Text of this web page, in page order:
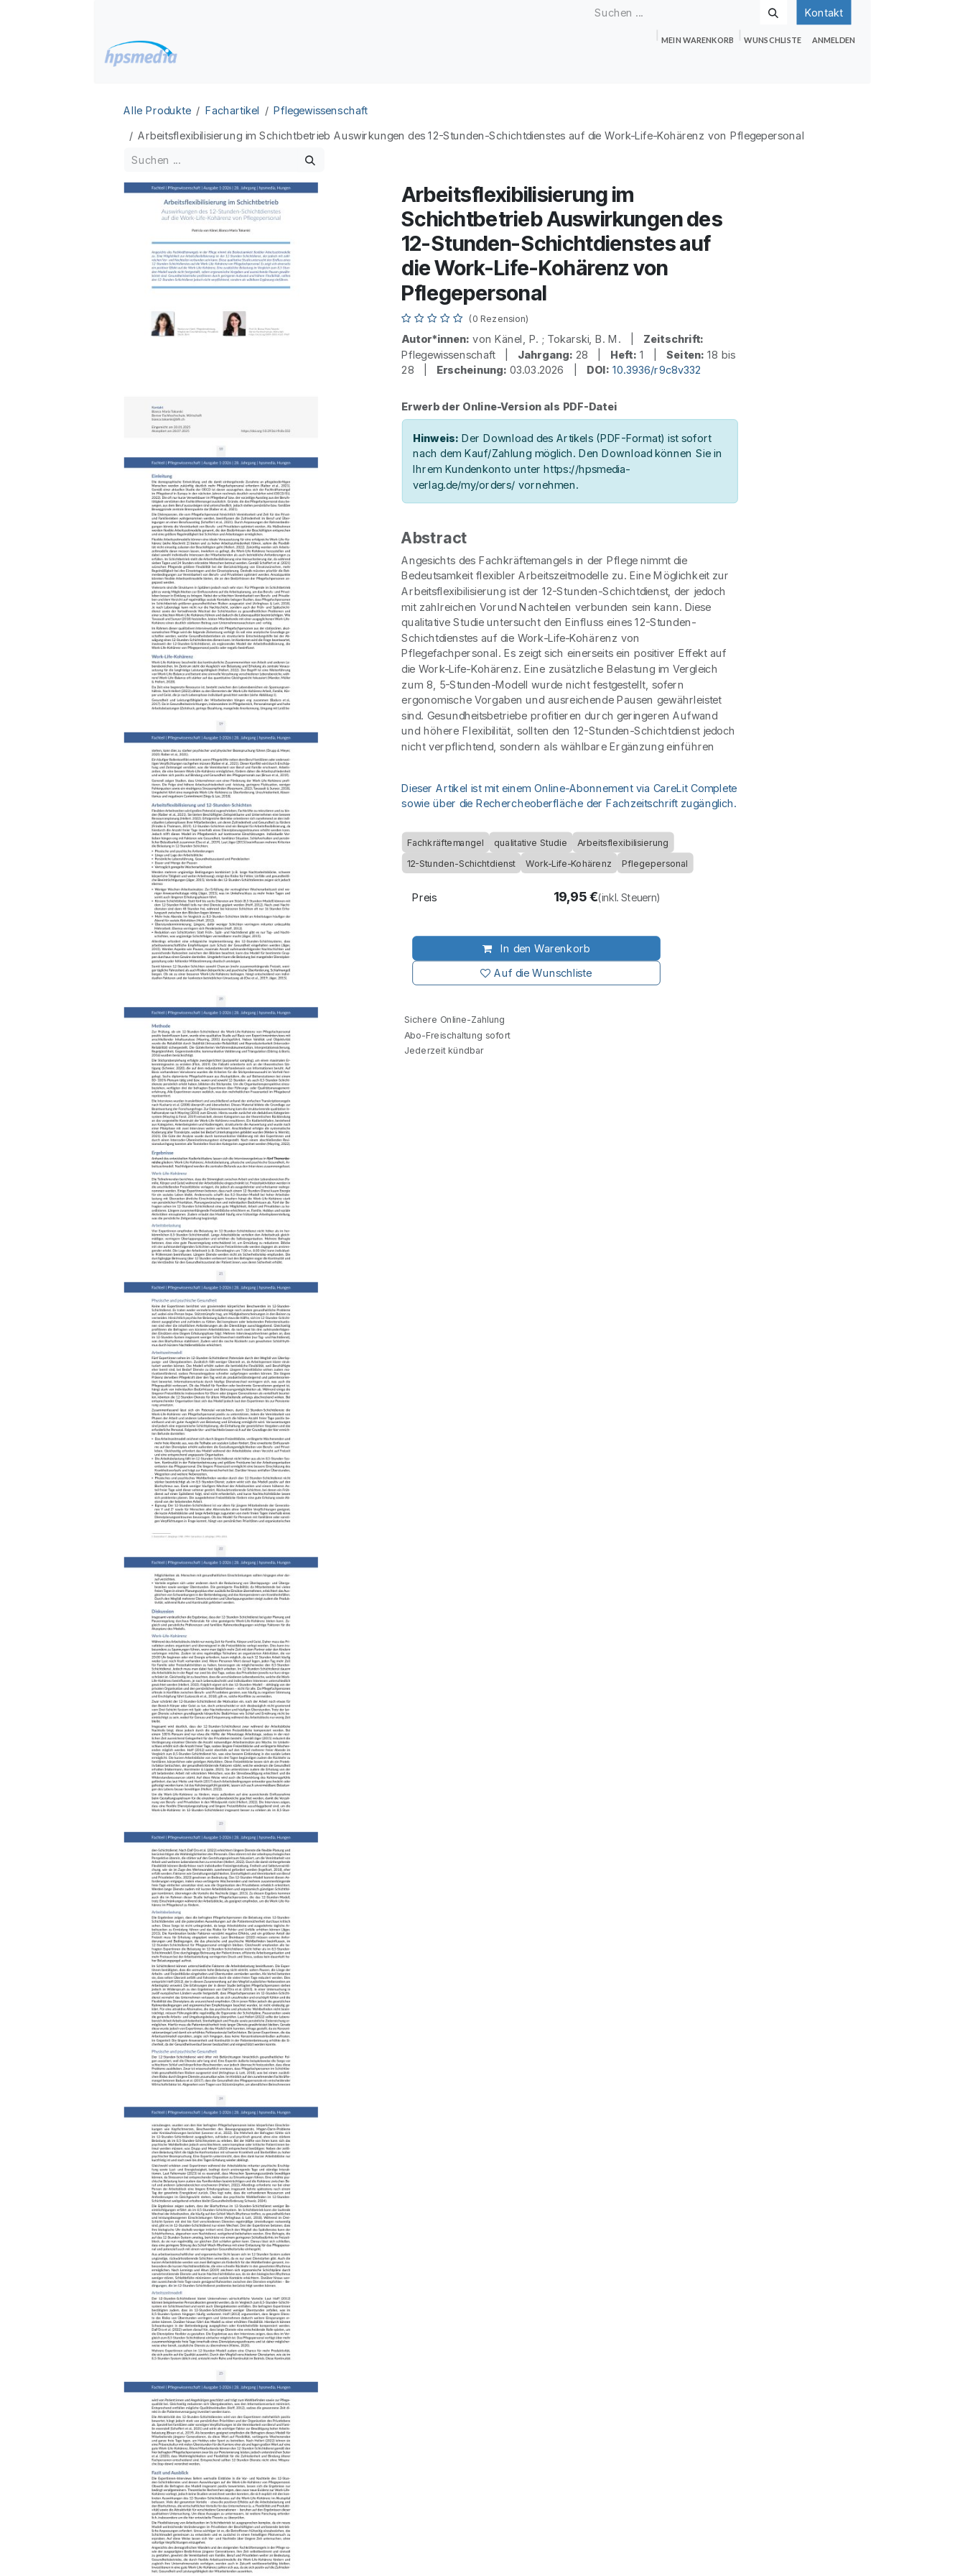
Kontakt
MEIN WARENKORB WUNSCHLISTE ANMELDEN
Alle Produkte Fachartikel
Pflegewissenschaft
Arbeitsflexibilisierung im Schichtbetrieb Auswirkungen des 12-Stunden-Schichtdienstes auf die Work-Life-Kohärenz von Pflegepersonal
Arbeitsflexibilisierung im
Schichtbetrieb Auswirkungen des
12-Stunden-Schichtdienstes auf
die Work-Life-Kohärenz von
Pflegepersonal
(0 Rezension)
Autor*innen: von Känel, P. ; Tokarski, B. M. | Zeitschrift:
Pflegewissenschaft | Jahrgang: 28 | Heft: 1 |Seiten: 18 bis
28 | Erscheinung: 03.03.2026 | DOI: 10.3936/r9c8v332
Erwerb der Online-Version als PDF-Datei
Hinweis: Der Download des Artikels (PDF-Format) ist sofort
nach dem Kauf/Zahlung möglich. Den Download können Sie in
Ihrem Kundenkonto unter https://hpsmedia-
verlag.de/my/orders/ vornehmen.
Abstract
Angesichts des Fachkräftemangels in der Pflege nimmt die
Bedeutsamkeit flexibler Arbeitszeitmodelle zu. Eine Möglichkeit zur
Arbeitsflexibilisierung ist der 12-Stunden-Schichtdienst, der jedoch
mit zahlreichen Vorund Nachteilen verbunden sein kann. Diese
qualitative Studie untersucht den Einfluss eines 12-Stunden-
Schichtdienstes auf die Work-Life-Kohärenz von
Pflegefachpersonal. Es zeigt sich einerseits ein positiver Effekt auf
die Work-Life-Kohärenz. Eine zusätzliche Belastung im Vergleich
zum 8, 5-Stunden-Modell wurde nicht festgestellt, sofern
ergonomische Vorgaben und ausreichende Pausen gewährleistet
sind. Gesundheitsbetriebe profitieren durch geringeren Aufwand
und höhere Flexibilität, sollten den 12-Stunden-Schichtdienst jedoch
nicht verpflichtend, sondern als wählbare Ergänzung einführen
Dieser Artikel ist mit einem Online-Abonnement via CareLit Complete
sowie über die Rechercheoberfläche der Fachzeitschrift zugänglich.
Fachkräftemangel qualitative Studie Arbeitsflexibilisierung
12-Stunden-Schichtdienst Work-Life-Kohärenz Pflegepersonal
In den Warenkorb
Auf die Wunschliste
Preis 19,95€(inkl. Steuern)
Sichere Online-Zahlung
Abo-Freischaltung sofort
Jederzeit kündbar